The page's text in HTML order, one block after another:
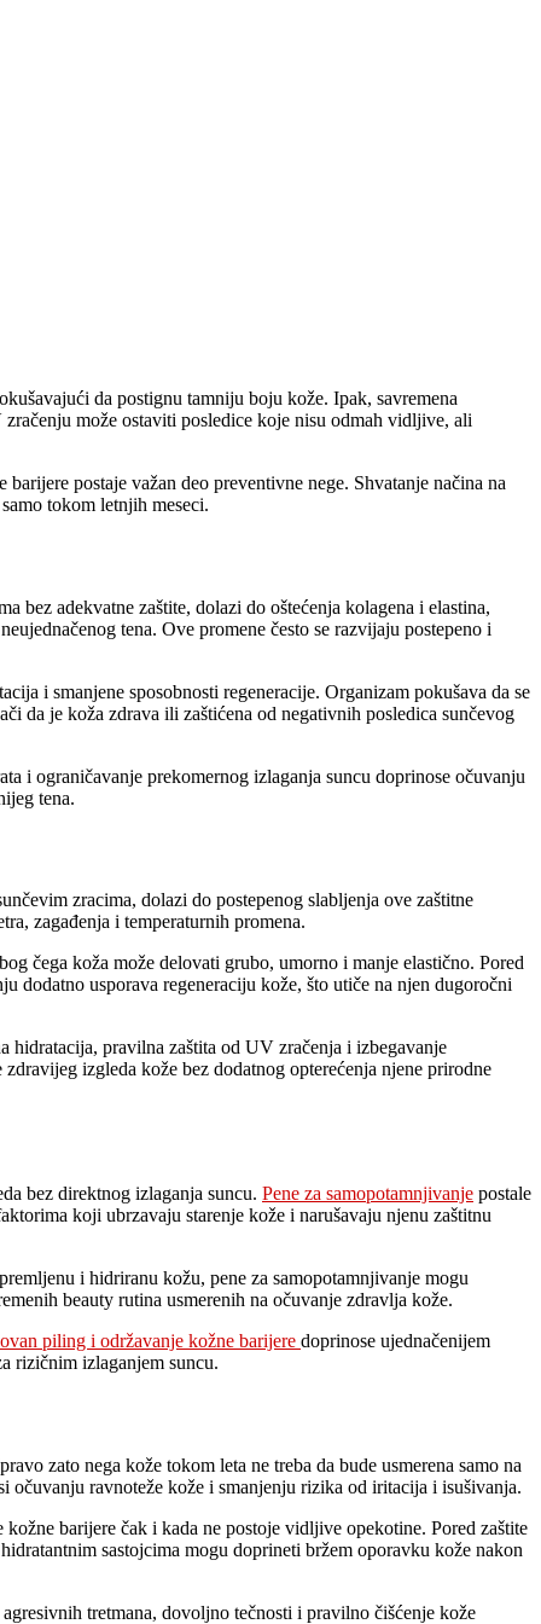
da postignu tamniju boju kože. Ipak, savremena
može ostaviti posledice koje nisu odmah vidljive, ali
postaje važan deo preventivne nege. Shvatanje načina na
tokom letnjih meseci.
bez adekvatne zaštite, dolazi do oštećenja kolagena i elastina,
tena. Ove promene često se razvijaju postepeno i
i smanjene sposobnosti regeneracije. Organizam pokušava da se
da je koža zdrava ili zaštićena od negativnih posledica sunčevog
i ograničavanje prekomernog izlaganja suncu doprinose očuvanju
tena.
zracima, dolazi do postepenog slabljenja ove zaštitne
zagađenja i temperaturnih promena.
čega koža može delovati grubo, umorno i manje elastično. Pored
dodatno usporava regeneraciju kože, što utiče na njen dugoročni
hidratacija, pravilna zaštita od UV zračenja i izbegavanje
izgleda kože bez dodatnog opterećenja njene prirodne
bez direktnog izlaganja suncu. Pene za samopotamnjivanje postale
koji ubrzavaju starenje kože i narušavaju njenu zaštitnu
i hidriranu kožu, pene za samopotamnjivanje mogu
beauty rutina usmerenih na očuvanje zdravlja kože.
piling i održavanje kožne barijere doprinose ujednačenijem
rizičnim izlaganjem suncu.
zato nega kože tokom leta ne treba da bude usmerena samo na
očuvanju ravnoteže kože i smanjenju rizika od iritacija i isušivanja.
barijere čak i kada ne postoje vidljive opekotine. Pored zaštite
sastojcima mogu doprineti bržem oporavku kože nakon
tretmana, dovoljno tečnosti i pravilno čišćenje kože